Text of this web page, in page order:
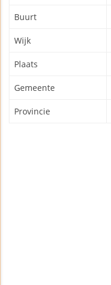
Buurt
Wijk
Plaats
Gemeente
Provincie